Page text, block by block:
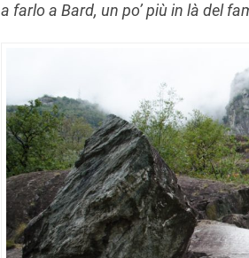
a farlo a Bard, un po’ più in là del